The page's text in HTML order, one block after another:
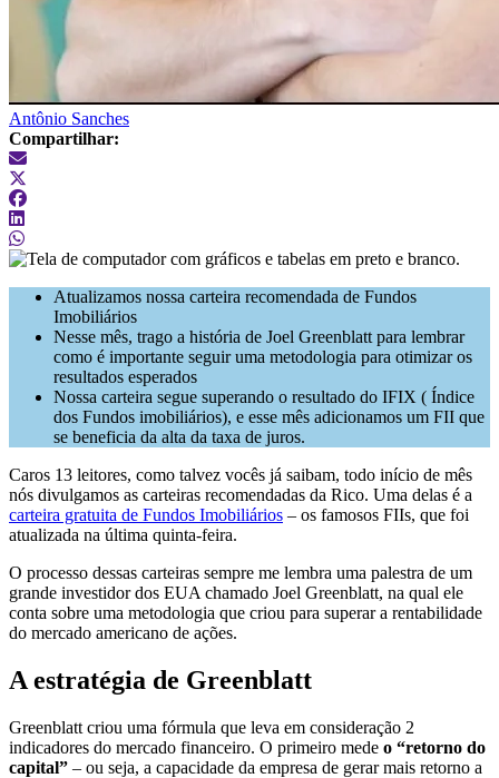
Antônio Sanches
Compartilhar:
Atualizamos nossa carteira recomendada de Fundos
Imobiliários
Nesse mês, trago a história de Joel Greenblatt para lembrar
como é importante seguir uma metodologia para otimizar os
resultados esperados
Nossa carteira segue superando o resultado do IFIX ( Índice
dos Fundos imobiliários), e esse mês adicionamos um FII que
se beneficia da alta da taxa de juros.
Caros 13 leitores, como talvez vocês já saibam, todo início de mês
nós divulgamos as carteiras recomendadas da Rico. Uma delas é a
carteira gratuita de Fundos Imobiliários – os famosos FIIs, que foi
atualizada na última quinta-feira.
O processo dessas carteiras sempre me lembra uma palestra de um
grande investidor dos EUA chamado Joel Greenblatt, na qual ele
conta sobre uma metodologia que criou para superar a rentabilidade
do mercado americano de ações.
A estratégia de Greenblatt
Greenblatt criou uma fórmula que leva em consideração 2
indicadores do mercado financeiro. O primeiro mede o “retorno do
capital” – ou seja, a capacidade da empresa de gerar mais retorno a